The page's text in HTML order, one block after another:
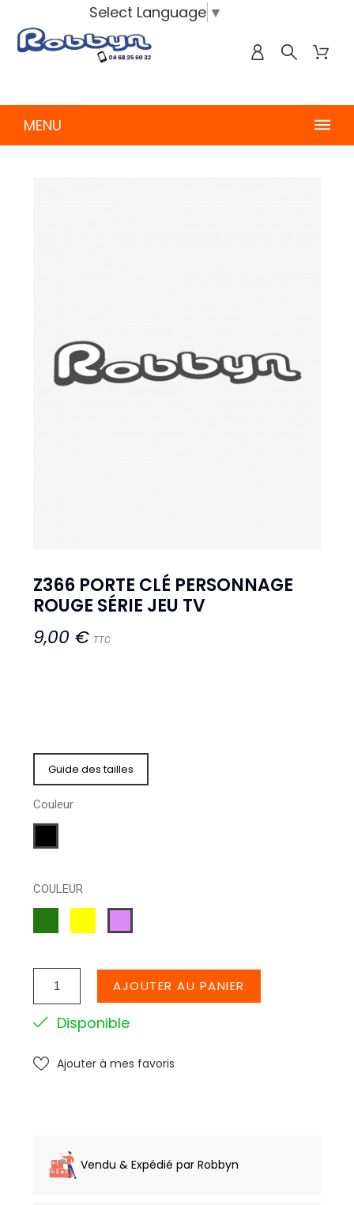
Select Language ▼
MENU
Z366 PORTE CLÉ PERSONNAGE
ROUGE SÉRIE JEU TV
9,00 € TTC
Guide des tailles
Couleur
COULEUR
AJOUTER AU PANIER
Disponible
Ajouter à mes favoris
Vendu & Expédié par Robbyn